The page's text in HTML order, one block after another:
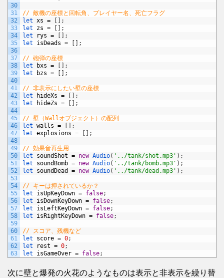
30
31
32
33
34
35
36
37
38
39
40
41
42
43
44
45
46
47
48
49
50
51
52
53
54
55
56
57
58
59
60
61
62
63
// 敵機の座標と回転角、プレイヤー名、死亡フラグ
let xs =
;
let zs =
;
let
rys =
;
let isDeads = ;
// 砲弾の座標
let
bxs =
;
let
bzs = ;
// 非表示にしたい壁の座標
let
hideXs =
;
let
hideZs = ;
// 壁（Wallオブジェクト）の配列
let walls =
;
let explosions = ;
// 効果音再生用
let soundShot = new Audio( '../tank/shot.mp3' ) ;
let soundBomb = new Audio( '../tank/bomb.mp3' ) ;
let soundDead = new Audio( '../tank/dead.mp3' ) ;
// キーは押されているか？
let isUpKeyDown = false;
let isDownKeyDown = false;
let isLeftKeyDown = false;
let isRightKeyDown = false;
// スコア、残機など
let score = 0;
let
rest = 0;
let isGameOver = false;
次に壁と爆発の火花のようなものは表示と非表示を繰り替